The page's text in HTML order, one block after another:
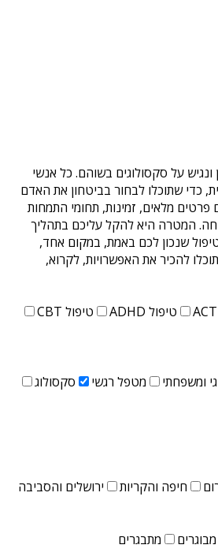
ונגיש על סקסולוגים בשוהם. כל אנשי
כדי שתוכלו לבחור בביטחון את האדם
מלאים, זמינות, תחומי התמחות
המטרה היא להקל עליכם בתהליך
שנכון לכם באמת, במקום אחד,
להכיר את האפשרויות, לקרוא,
טיפול ADHD
טיפול CBT
ומשפחתי מטפל רגשי
סקסולוג
חיפה והקריות ירושלים והסביבה
מבוגרים
מתבגרים